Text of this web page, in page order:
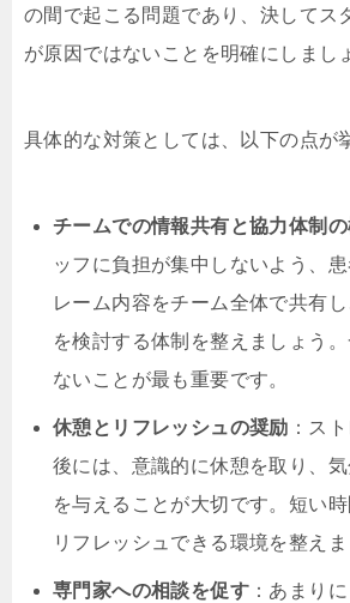
の間で起こる問題であり、決してス
が原因ではないことを明確にしまし
具体的な対策としては、以下の点が
チームでの情報共有と協力体制
ッフに負担が集中しないよう、
レーム内容をチーム全体で共有
を検討する体制を整えましょう
ないことが最も重要です。
休憩とリフレッシュの奨励 ：ス
後には、意識的に休憩を取り、
を与えることが大切です。短い時
リフレッシュできる環境を整えま
専門家への相談を促す ：あまり